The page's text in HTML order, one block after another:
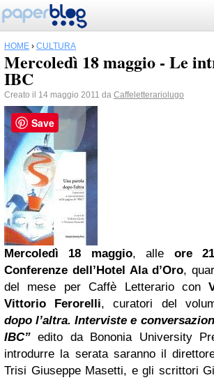
HOME › CULTURA
Mercoledì 18 maggio - Le
IBC
Creato il 14 maggio 2011 da Caffeletterariolugo
Mercoledì 18 maggio, alle ore
Conferenze dell’Hotel Ala d’Oro,
del mese per Caffè Letterario con
Vittorio Ferorelli, curatori del
dopo l’altra. Interviste e
IBC” edito da Bononia University
introdurre la serata saranno il
Trisi Giuseppe Masetti, e gli scrittori
Save